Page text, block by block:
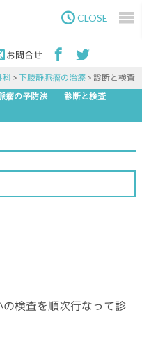
お問合せ
CLOSE
科 > 下肢静脈瘤の治療 > 診断と検査
検査を順次行なって診
瘤の予防法
診断と検査